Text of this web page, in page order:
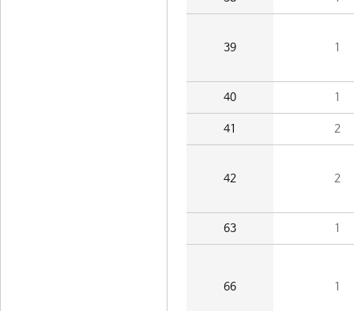
39 1
40 1
41 2
42 2
63 1
66 1